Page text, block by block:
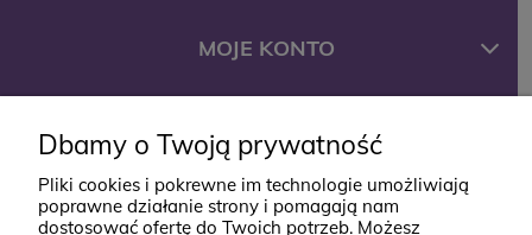
MOJE KONTO
KONTAKT
Dbamy o Twoją prywatność
Pliki cookies i pokrewne im technologie umożliwiają
poprawne działanie strony i pomagają nam
dostosować ofertę do Twoich potrzeb. Możesz